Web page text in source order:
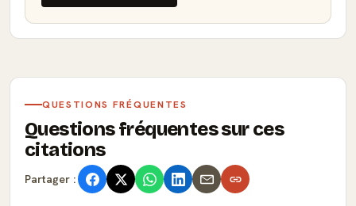
QUESTIONS FRÉQUENTES
Questions fréquentes sur ces
citations
Partager :